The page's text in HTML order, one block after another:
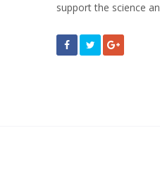
support the science